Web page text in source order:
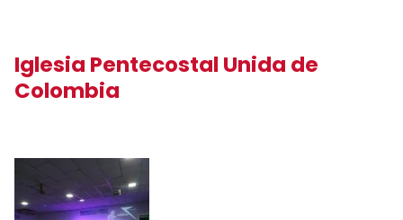
Iglesia Pentecostal Unida de
Colombia